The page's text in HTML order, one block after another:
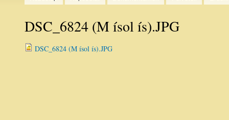
DSC_6824 (M ísol ís).JPG
DSC_6824 (M ísol ís).JPG